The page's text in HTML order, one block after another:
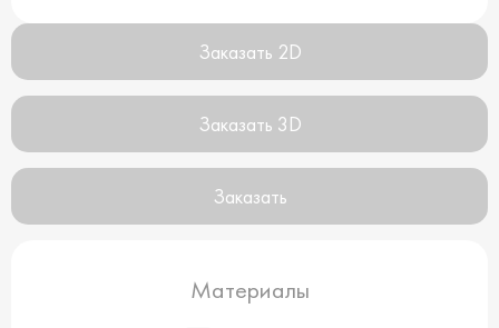
Заказать 2D
Заказать 3D
Заказать
Материалы